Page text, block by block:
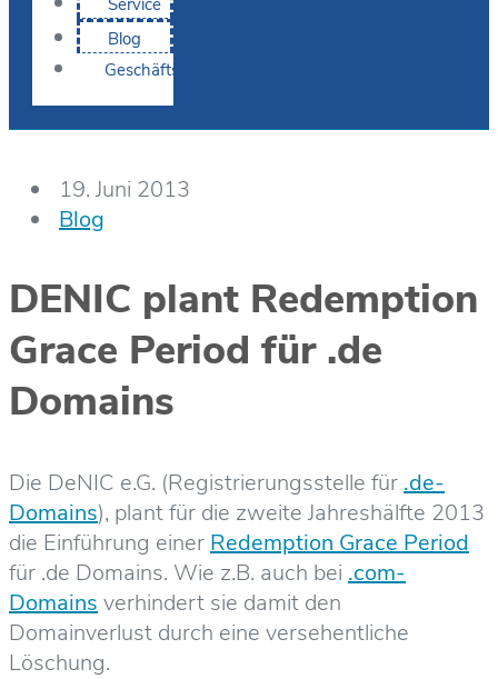
Service
Blog
Geschäftskunden
19. Juni 2013
Blog
DENIC plant Redemption
Grace Period für .de
Domains
Die DeNIC e.G. (Registrierungsstelle für .de-
Domains), plant für die zweite Jahreshälfte 2013
die Einführung einer Redemption Grace Period
für .de Domains. Wie z.B. auch bei .com-
Domains verhindert sie damit den
Domainverlust durch eine versehentliche
Löschung.